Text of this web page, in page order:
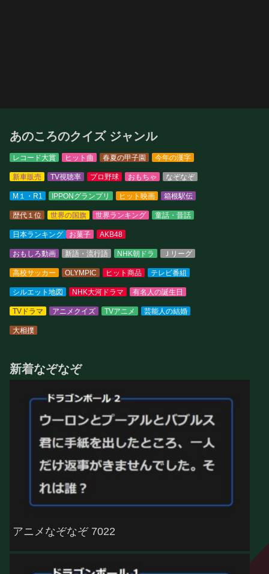
あのころのクイズ ジャンル
レコード大賞 ヒット曲 春夏の甲子園 今年の漢字
新車販売 TV視聴率 プロ野球 おもちゃ なぞなぞ
M１・R1 IPPONグランプリ ヒット映画 箱根駅伝
歴代１位 世界の国旗 世界ランキング 童話・昔話
日本ランキング お菓子 AKB48
おもしろ動画 新語・流行語 NHK朝ドラ Ｊリーグ
高校サッカー OLYMPIC ヒット商品 テレビ番組
シルエット地図 NHK大河ドラマ 有名人の誕生日
TVドラマ アニメクイズ TVアニメ 芸能人の結婚
大相撲
新着なぞなぞ
アニメなぞなぞ 7022